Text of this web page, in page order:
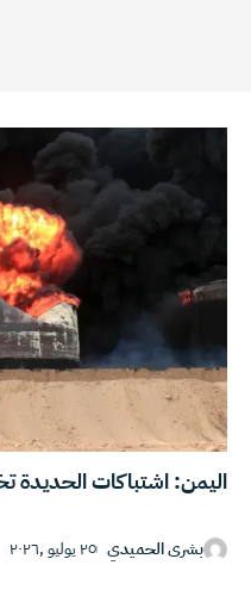
اليمن: اشتباكات الحديدة
بشرى الحميدي ٢٥ يوليو ,٢٠٢٦